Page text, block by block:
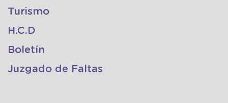
Turismo
H.C.D
Boletín
Juzgado de Faltas